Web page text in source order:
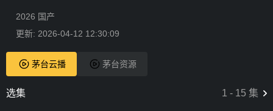
2026 国产
更新: 2026-04-12 12:30:09
茅台云播 茅台资源
选集 1 - 15 集